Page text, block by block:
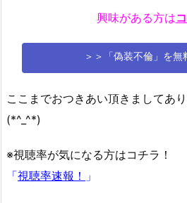
興味がある方は
＞＞「偽装不倫」を無
ここまでおつきあい頂きましてあ
(*^_^*)
※視聴率が気になる方はコチラ！
「視聴率速報！ 」